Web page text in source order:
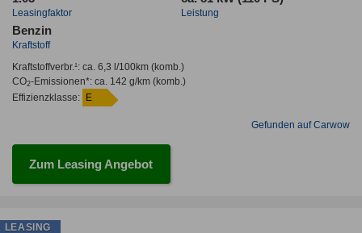
Leasingfaktor Leistung
Benzin
Kraftstoff
Kraftstoffverbr.¹: ca. 6,3 l/100km(komb.)
CO2-Emissionen*: ca. 142 g/km(komb.)
Effizienzklasse:
E
Gefunden auf Carwow
Zum Leasing Angebot
LEASING